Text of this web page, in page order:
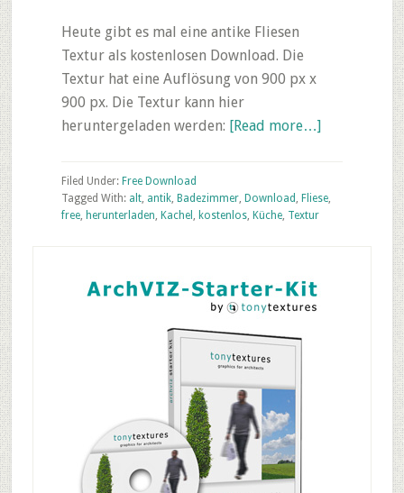
Heute gibt es mal eine antike Fliesen
Textur als kostenlosen Download. Die
Textur hat eine Auflösung von 900 px x
900 px. Die Textur kann hier
heruntergeladen werden: [Read more…]about
Texture
Filed Under: Free Download
Tagged With: alt, antik, Badezimmer, Download , Fliese,
free, herunterladen, Kachel , kostenlos, Küche, Textur
Sidebar